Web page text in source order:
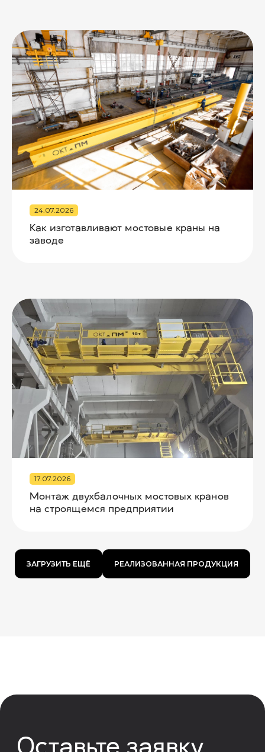
24.07.2026
Как изготавливают мостовые краны на
заводе
17.07.2026
Монтаж двухбалочных мостовых кранов
на строящемся предприятии
ЗАГРУЗИТЬ ЕЩЁ РЕАЛИЗОВАННАЯ ПРОДУКЦИЯ